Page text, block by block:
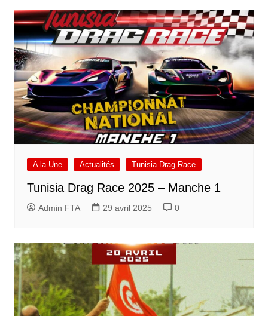
A la Une Actualités Tunisia Drag Race
Tunisia Drag Race 2025 – Manche 1
Admin FTA 29 avril 2025 0